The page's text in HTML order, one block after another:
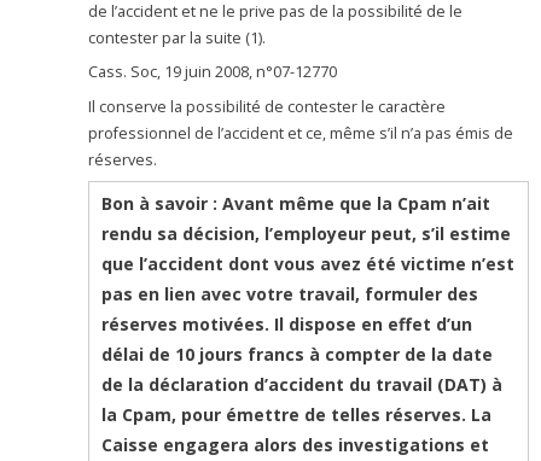
de l’accident et ne le prive pas de la possibilité de le
contester par la suite (1).
Cass. Soc, 19 juin 2008, n°07-12770
Il conserve la possibilité de contester le caractère
professionnel de l’accident et ce, même s’il n’a pas émis de
réserves.
Bon à savoir : Avant même que la Cpam n’ait
rendu sa décision, l’employeur peut, s’il estime
que l’accident dont vous avez été victime n’est
pas en lien avec votre travail, formuler des
réserves motivées. Il dispose en effet d’un
délai de 10 jours francs à compter de la date
de la déclaration d’accident du travail (DAT) à
la Cpam, pour émettre de telles réserves. La
Caisse engagera alors des investigations et